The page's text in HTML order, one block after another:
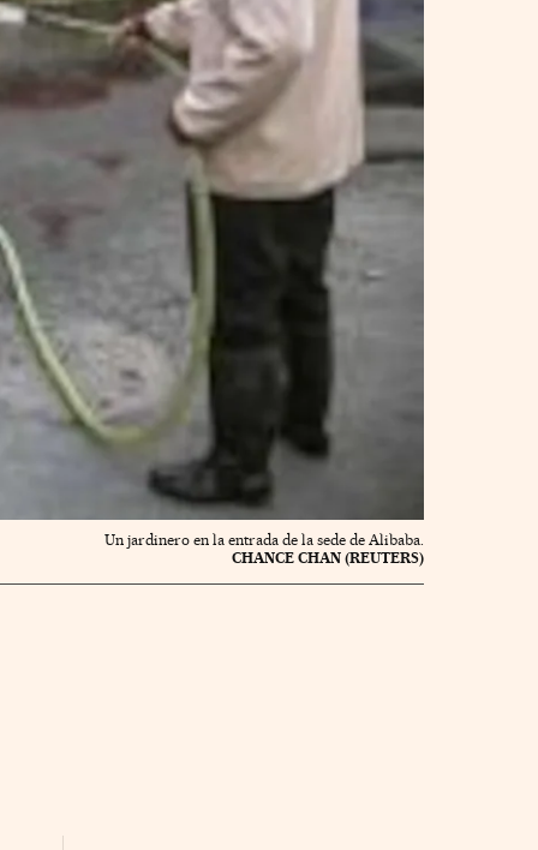
Un jardinero en la entrada de la sede de Alibaba.
CHANCE CHAN (REUTERS)